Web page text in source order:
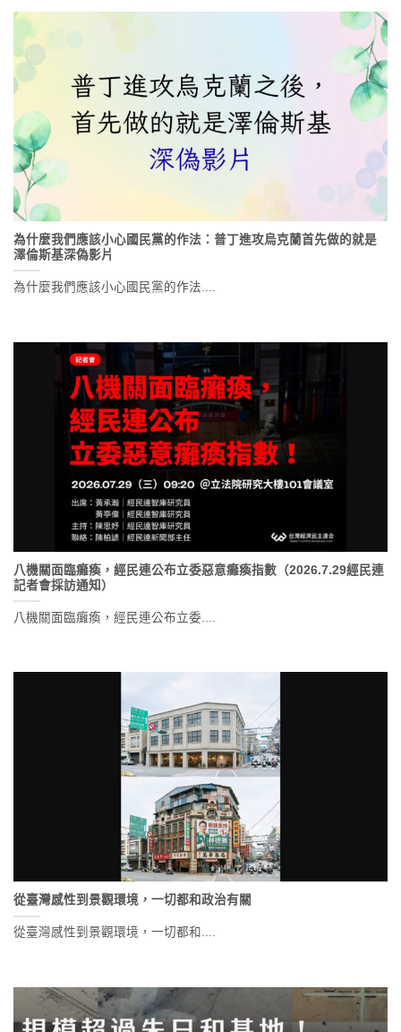
為什麼我們應該小心國民黨的作法：普丁進攻烏克蘭首先做的就是
澤倫斯基深偽影片
為什麼我們應該小心國民黨的作法....
八機關面臨癱瘓，經民連公布立委惡意癱瘓指數（2026.7.29經民連
記者會採訪通知）
八機關面臨癱瘓，經民連公布立委....
從臺灣感性到景觀環境，一切都和政治有關
從臺灣感性到景觀環境，一切都和....